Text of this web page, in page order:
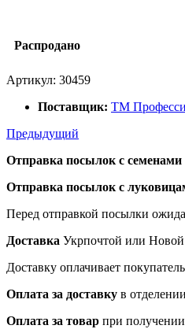
Распродано
Артикул: 30459
Поставщик: ТМ
Предыдущий
Отправка посылок с семенами
Отправка посылок с
Перед отправкой посылки
Доставка Укрпочтой или
Доставку оплачивает
Оплата за доставку в
Оплата за товар при